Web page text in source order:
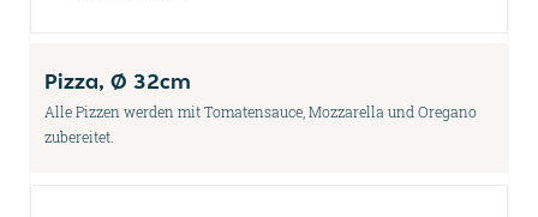
Pizza, Ø 32cm
Alle Pizzen werden mit Tomatensauce, Mozzarella und Oregano
zubereitet.